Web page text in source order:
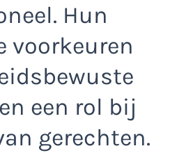
Hun
voorkeuren
een rol bij
gerechten.